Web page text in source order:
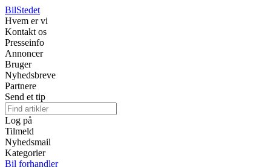
BilStedet
Hvem er vi
Kontakt os
Presseinfo
Annoncer
Bruger
Nyhedsbreve
Partnere
Send et tip
Log på
Tilmeld
Nyhedsmail
Kategorier
Bil forhandler